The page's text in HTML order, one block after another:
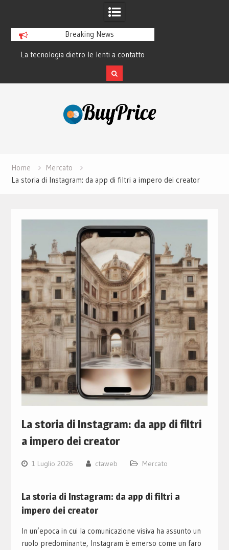
Breaking News
dietro le lenti a contatto
La rivoluzione del linguaggio
Home
Mercato
La storia di Instagram: da app di filtri a impero dei creator
La storia di Instagram: da app di filtri
a impero dei creator
1 Luglio 2026 ctaweb Mercato
La storia di Instagram: da app di filtri a
impero dei creator
In un’epoca in cui la comunicazione visiva ha assunto un
ruolo predominante, Instagram è emerso come un faro